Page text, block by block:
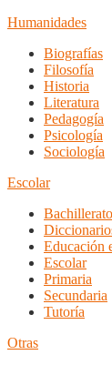
Humanidades
Biografías
Filosofía
Historia
Literatura
Pedagogía
Psicología
Sociología
Escolar
Bachillerato
Educación
Escolar
Primaria
Secundaria
Tutoría
Otras